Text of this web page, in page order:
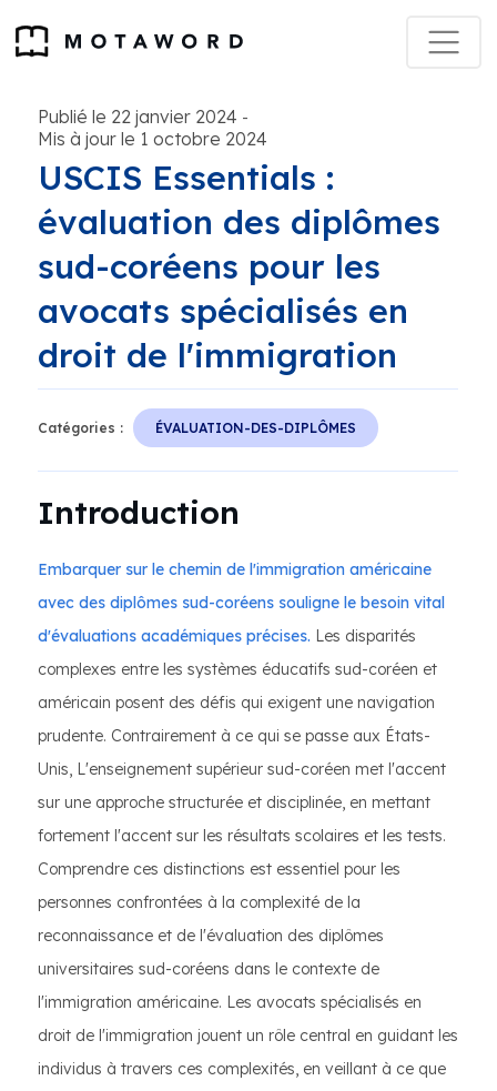
Publié le 22 janvier 2024 -
Mis à jour le 1 octobre 2024
USCIS Essentials :
évaluation des diplômes
sud-coréens pour les
avocats spécialisés en
droit de l'immigration
Catégories : ÉVALUATION-DES-DIPLÔMES
Introduction
Embarquer sur le chemin de l'immigration américaine
avec des diplômes sud-coréens souligne le besoin vital
d'évaluations académiques précises. Les disparités
complexes entre les systèmes éducatifs sud-coréen et
américain posent des défis qui exigent une navigation
prudente. Contrairement à ce qui se passe aux États-
Unis, L'enseignement supérieur sud-coréen met l'accent
sur une approche structurée et disciplinée, en mettant
fortement l'accent sur les résultats scolaires et les tests.
Comprendre ces distinctions est essentiel pour les
personnes confrontées à la complexité de la
reconnaissance et de l'évaluation des diplômes
universitaires sud-coréens dans le contexte de
l'immigration américaine. Les avocats spécialisés en
droit de l'immigration jouent un rôle central en guidant les
individus à travers ces complexités, en veillant à ce que